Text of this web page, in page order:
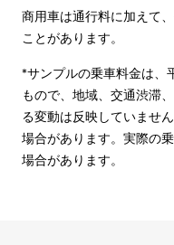
商用車は通行料に加えて
ことがあります。
*サンプルの乗車料金は、
もので、地域、交通渋滞
る変動は反映していませ
場合があります。実際の
場合があります。